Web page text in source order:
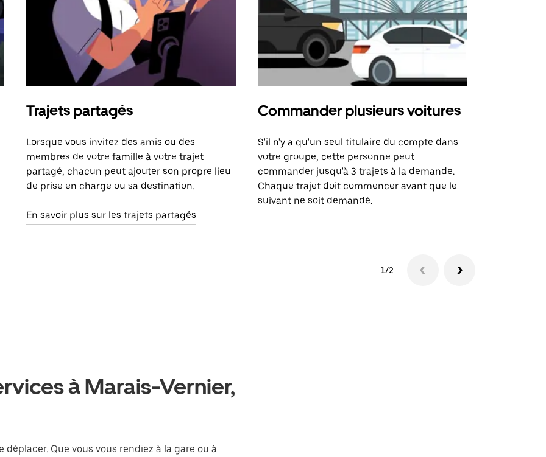
Trajets partagés
Lorsque vous invitez des amis ou des
membres de votre famille à votre trajet
partagé, chacun peut ajouter son propre lieu
de prise en charge ou sa destination.
En savoir plus sur les trajets partagés
Commander plusieurs voitures
S'il n'y a qu'un seul titulaire du compte dans
votre groupe, cette personne peut
commander jusqu'à 3 trajets à la demande.
Chaque trajet doit commencer avant que le
suivant ne soit demandé.
1/2
à Marais-Vernier,
Que vous vous rendiez à la gare ou à